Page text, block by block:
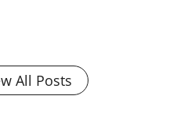
All Posts